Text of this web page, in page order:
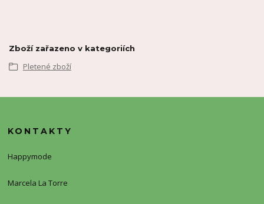
Zboží zařazeno v kategoriích
Pletené zboží
KONTAKTY
Happymode
Marcela La Torre